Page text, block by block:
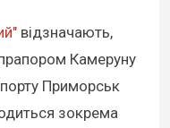
відзначають,
Камеруну
Приморськ
зокрема